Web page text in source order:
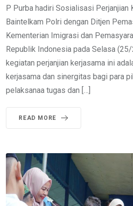
P Purba hadiri Sosialisasi Perjanjian
Baintelkam Polri dengan Ditjen
Kementerian Imigrasi dan
Republik Indonesia pada Selasa
kegiatan perjanjian kerjasama ini
kerjasama dan sinergitas bagi para
pelaksanaa tugas dan […]
READ MORE